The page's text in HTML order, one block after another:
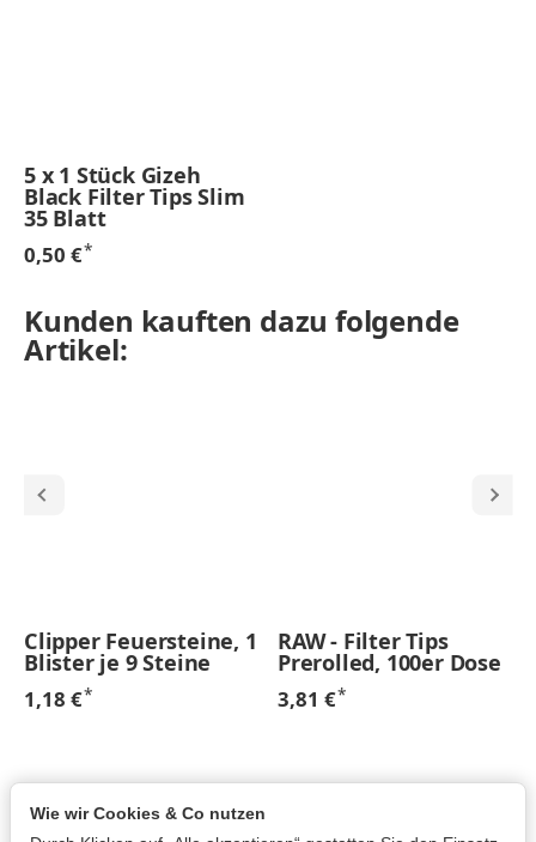
5 x 1 Stück Gizeh
Black Filter Tips Slim
35 Blatt
0,50 €*
Kunden kauften dazu folgende
Artikel:
Clipper Feuersteine, 1
Blister je 9 Steine
1,18 €*
RAW - Filter Tips
Prerolled, 100er Dose
3,81 €*
Wie wir Cookies & Co nutzen